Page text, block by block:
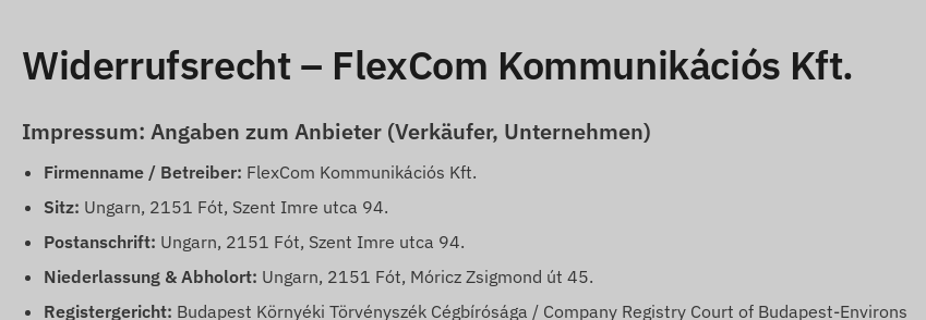
Widerrufsrecht – FlexCom Kommunikációs Kft.
Impressum: Angaben zum Anbieter (Verkäufer, Unternehmen)
Firmenname / Betreiber: FlexCom Kommunikációs Kft.
Sitz: Ungarn, 2151 Fót, Szent Imre utca 94.
Postanschrift: Ungarn, 2151 Fót, Szent Imre utca 94.
Niederlassung & Abholort: Ungarn, 2151 Fót, Móricz Zsigmond út 45.
Registergericht: Budapest Környéki Törvényszék Cégbírósága / Company Registry Court of Budapest-Environs